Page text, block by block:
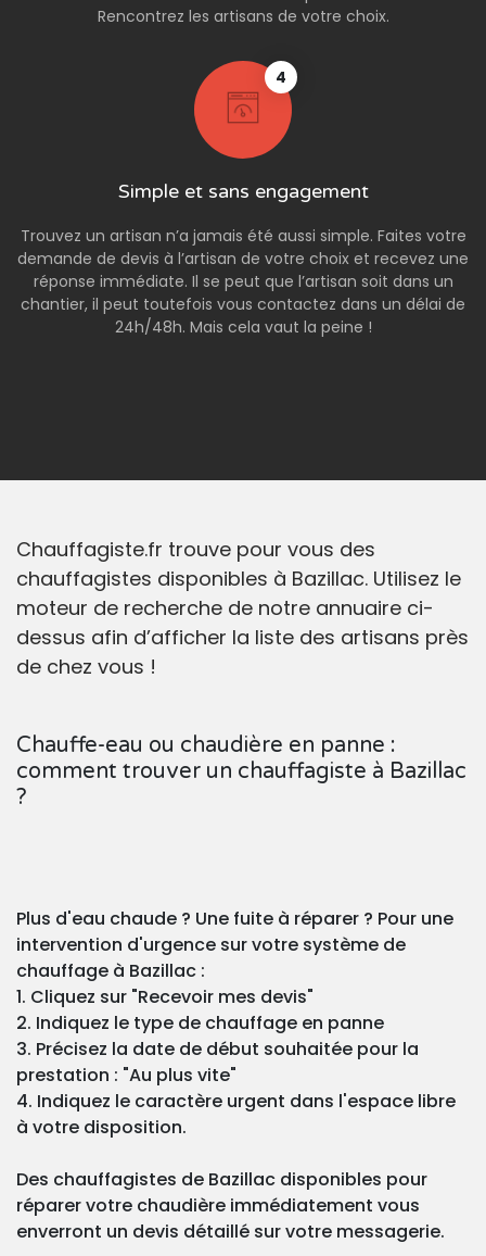
Rencontrez les artisans de votre choix.
4
Simple et sans engagement
Trouvez un artisan n’a jamais été aussi simple. Faites votre
demande de devis à l’artisan de votre choix et recevez une
réponse immédiate. Il se peut que l’artisan soit dans un
chantier, il peut toutefois vous contactez dans un délai de
24h/48h. Mais cela vaut la peine !
Chauffagiste.fr trouve pour vous des
chauffagistes disponibles à Bazillac. Utilisez le
moteur de recherche de notre annuaire ci-
dessus afin d’afficher la liste des artisans près
de chez vous !
Chauffe-eau ou chaudière en panne :
comment trouver un chauffagiste à Bazillac
?
Plus d'eau chaude ? Une fuite à réparer ? Pour une
intervention d'urgence sur votre système de
chauffage à Bazillac :
1. Cliquez sur "Recevoir mes devis"
2. Indiquez le type de chauffage en panne
3. Précisez la date de début souhaitée pour la
prestation : "Au plus vite"
4. Indiquez le caractère urgent dans l'espace libre
à votre disposition.
Des chauffagistes de Bazillac disponibles pour
réparer votre chaudière immédiatement vous
enverront un devis détaillé sur votre messagerie.